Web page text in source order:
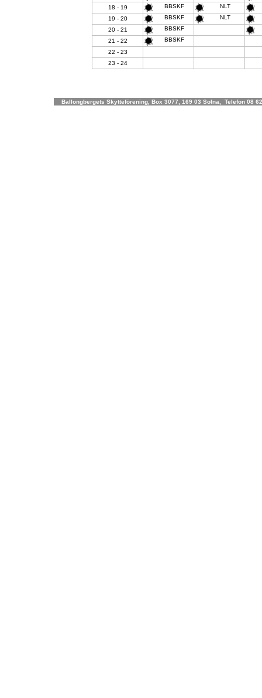
18 - 19
BBSKF
NLT
19 - 20
BBSKF
NLT
20 - 21
BBSKF
21 - 22
BBSKF
22 - 23
23 - 24
Ballongbergets Skytteförening, Box 3077, 169 03 Solna, Telefon 08